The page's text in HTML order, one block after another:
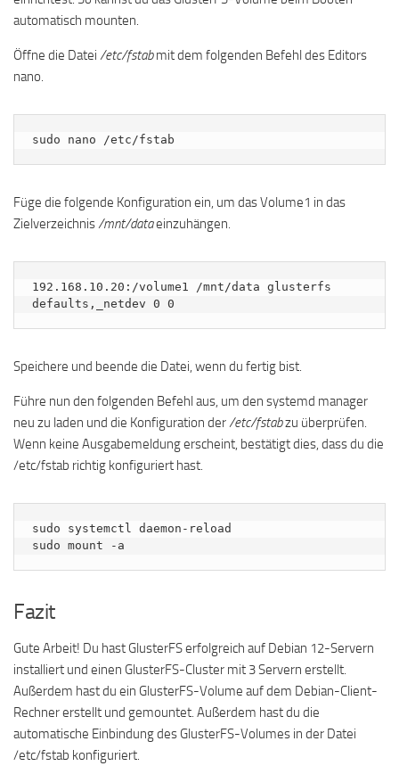
automatisch mounten.
Öffne die Datei /etc/fstabmit dem folgenden Befehl des Editors
nano.
sudo nano /etc/fstab
Füge die folgende Konfiguration ein, um das Volume1 in das
Zielverzeichnis/mnt/dataeinzuhängen.
192.168.10.20:/volume1 /mnt/data glusterfs
defaults,_netdev 0 0
Speichere und beende die Datei, wenn du fertig bist.
Führe nun den folgenden Befehl aus, um den systemd manager
neu zu laden und die Konfiguration der/etc/fstabzu überprüfen.
Wenn keine Ausgabemeldung erscheint, bestätigt dies, dass du die
/etc/fstab richtig konfiguriert hast.
sudo systemctl daemon-reload
sudo mount -a
Fazit
Gute Arbeit! Du hast GlusterFS erfolgreich auf Debian 12-Servern
installiert und einen GlusterFS-Cluster mit 3 Servern erstellt.
Außerdem hast du ein GlusterFS-Volume auf dem Debian-Client-
Rechner erstellt und gemountet. Außerdem hast du die
automatische Einbindung des GlusterFS-Volumes in der Datei
/etc/fstab konfiguriert.